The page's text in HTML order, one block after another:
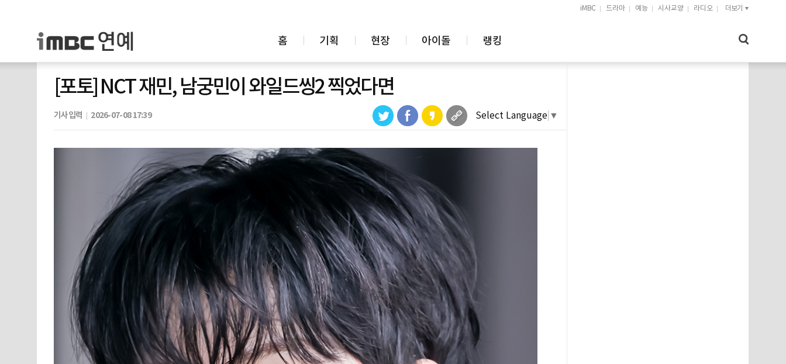
iMBC 드라마 예능 시사교양 라디오 더보기
홈 기획 현장 아이돌 랭킹
[포토] NCT 재민, 남궁민이 와일드씽2 찍었다면
기사입력 2026-07-08 17:39 Select Language ▼